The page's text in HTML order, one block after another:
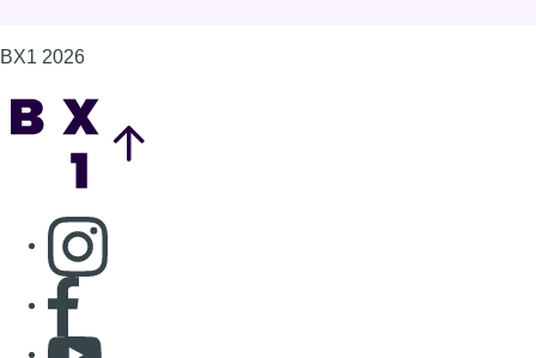
BX1 2026
Consulter page Instagram
Consulter page Facebook
Consulter Youtube